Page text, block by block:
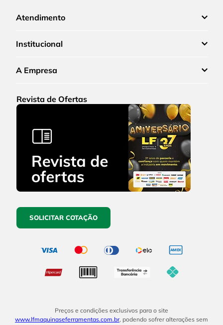
Atendimento
Institucional
A Empresa
Revista de Ofertas
SOLICITAR COTAÇÃO
Preços e condições exclusivos para o site
www.lfmaquinaseferramentas.com.br, podendo sofrer alterações sem